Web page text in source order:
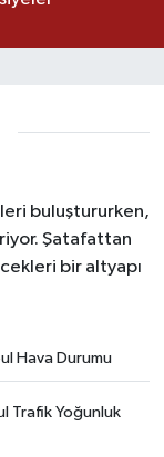
buluştururken,
Şatafattan
bir altyapı
Hava Durumu
Trafik Yoğunluk